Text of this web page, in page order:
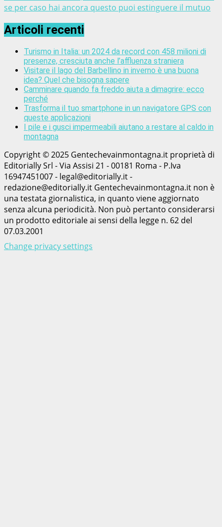
se per caso hai ancora questo puoi estinguere il mutuo
Articoli recenti
Turismo in Italia: un 2024 da record con 458 milioni di
presenze, cresciuta anche l’affluenza straniera
Visitare il lago del Barbellino in inverno è una buona
idea? Quel che bisogna sapere
Camminare quando fa freddo aiuta a dimagrire: ecco
perché
Trasforma il tuo smartphone in un navigatore GPS con
queste applicazioni
I pile e i gusci impermeabili aiutano a restare al caldo in
montagna
Copyright © 2025 Gentechevainmontagna.it proprietà di
Editorially Srl - Via Assisi 21 - 00181 Roma - P.Iva
16947451007 - legal@editorially.it -
redazione@editorially.it Gentechevainmontagna.it non è
una testata giornalistica, in quanto viene aggiornato
senza alcuna periodicità. Non può pertanto considerarsi
un prodotto editoriale ai sensi della legge n. 62 del
07.03.2001
Change privacy settings